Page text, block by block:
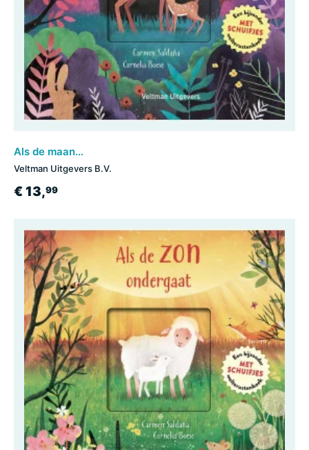
Als de maan aan de hemel staat
Veltman Uitgevers B.V.
€ 13,99